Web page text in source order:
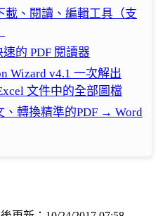
載、閱讀、編輯工具（支
速的 PDF 閱讀器
Wizard v4.1 一次解出
文件中的全部圖檔
、轉換精準的PDF → Word